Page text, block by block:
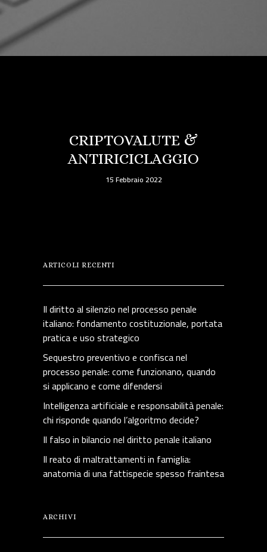
CRIPTOVALUTE &
ANTIRICICLAGGIO
15 Febbraio 2022
ARTICOLI RECENTI
Il diritto al silenzio nel processo penale
italiano: fondamento costituzionale, portata
pratica e uso strategico
Sequestro preventivo e confisca nel
processo penale: come funzionano, quando
si applicano e come difendersi
Intelligenza artificiale e responsabilità penale:
chi risponde quando l’algoritmo decide?
Il falso in bilancio nel diritto penale italiano
Il reato di maltrattamenti in famiglia:
anatomia di una fattispecie spesso fraintesa
ARCHIVI